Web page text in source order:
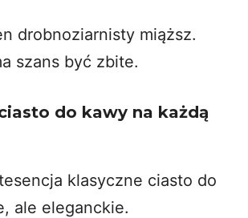
drobnoziarnisty miąższ.
szans być zbite.
do kawy na każdą
klasyczne ciasto do
ale eleganckie.